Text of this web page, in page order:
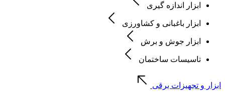
ابزار اندازه گیری
ابزار باغبانی و کشاورزی
ابزار جوش و برش
تاسیسات ساختمان
ابزار و تجهیزات برقی